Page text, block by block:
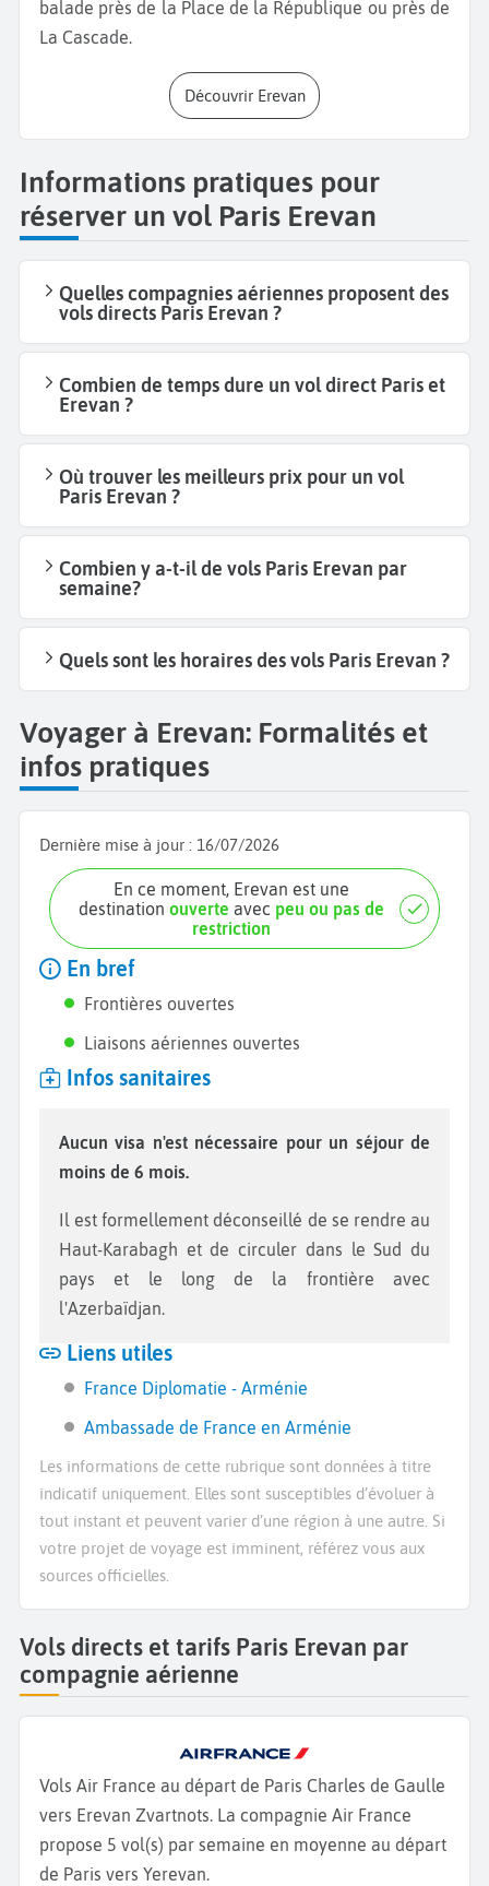
balade près de la Place de la République ou près de
La Cascade.
Découvrir Erevan
Informations pratiques pour
réserver un vol Paris Erevan
Quelles compagnies aériennes proposent des
vols directs Paris Erevan ?
Combien de temps dure un vol direct Paris et
Erevan ?
Où trouver les meilleurs prix pour un vol
Paris Erevan ?
Combien y a-t-il de vols Paris Erevan par
semaine?
Quels sont les horaires des vols Paris Erevan ?
Voyager à Erevan: Formalités et
infos pratiques
Dernière mise à jour : 16/07/2026
En ce moment, Erevan est une
destinationouverte avec peu ou pas de
restriction
En bref
Frontières ouvertes
Liaisons aériennes ouvertes
Infos sanitaires
Aucun visa n'est nécessaire pour un séjour de
moins de 6 mois.
Il est formellement déconseillé de se rendre au
Haut-Karabagh et de circuler dans le Sud du
pays et le long de la frontière avec
l'Azerbaïdjan.
Liens utiles
France Diplomatie - Arménie
Ambassade de France en Arménie
Les informations de cette rubrique sont données à titre
indicatif uniquement. Elles sont susceptibles d’évoluer à
tout instant et peuvent varier d’une région à une autre. Si
votre projet de voyage est imminent, référez vous aux
sources officielles.
Vols directs et tarifs Paris Erevan par
compagnie aérienne
Vols Air France au départ de Paris Charles de Gaulle
vers Erevan Zvartnots. La compagnie Air France
propose 5 vol(s) par semaine en moyenne au départ
de Paris vers Yerevan.